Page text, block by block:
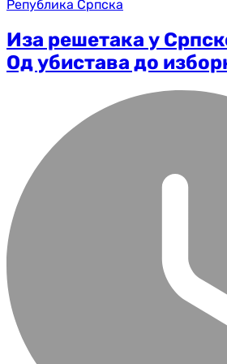
Република Српска
Иза решетака у
Од убистава до